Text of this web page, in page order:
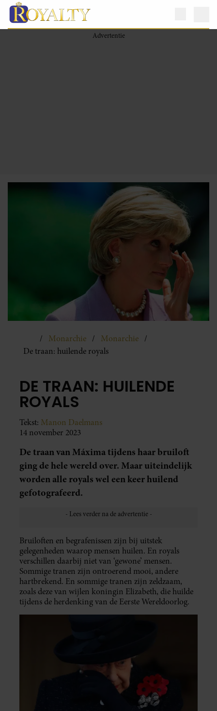
Monarchie
Monarchie
De traan: huilende royals
DE TRAAN: HUILENDE
ROYALS
Tekst: Manon Daelmans
14 november 2023
De traan van Máxima tijdens haar bruiloft
ging de hele wereld over. Maar uiteindelijk
worden alle royals wel een keer huilend
gefotografeerd.
Bruiloften en begrafenissen zijn bij uitstek
gelegenheden waarop mensen huilen. En royals
verschillen daarbij niet van ‘gewone’ mensen.
Sommige tranen zijn ontroerend mooi, andere
hartbrekend. En sommige tranen zijn zeldzaam,
zoals deze van wijlen koningin Elizabeth, die huilde
tijdens de herdenking van de Eerste Wereldoorlog.